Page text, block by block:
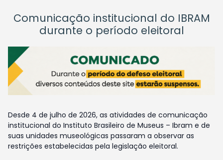
Comunicação institucional do IBRAM
durante o período eleitoral
Desde 4 de julho de 2026, as atividades de comunicação
institucional do Instituto Brasileiro de Museus – Ibram e de
suas unidades museológicas passaram a observar as
restrições estabelecidas pela legislação eleitoral.